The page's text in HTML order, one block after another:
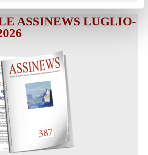
ASSINEWS LUGLIO-